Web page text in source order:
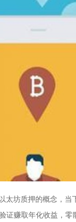
太坊质押的概念，
证赚取年化收益，